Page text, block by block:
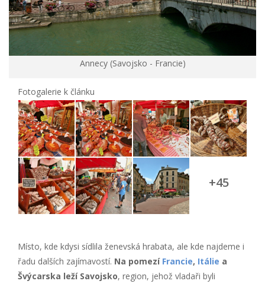
Annecy (Savojsko - Francie)
Fotogalerie k článku
+45
Místo, kde kdysi sídlila ženevská hrabata, ale kde najdeme i
řadu dalších zajímavostí. Na pomezí Francie, Itálie a
Švýcarska leží Savojsko, region, jehož vladaři byli